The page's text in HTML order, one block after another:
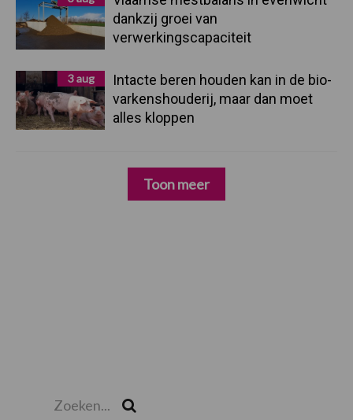
dankzij groei van
verwerkingscapaciteit
3 aug
Intacte beren houden kan in de bio-
varkenshouderij, maar dan moet
alles kloppen
Toon meer